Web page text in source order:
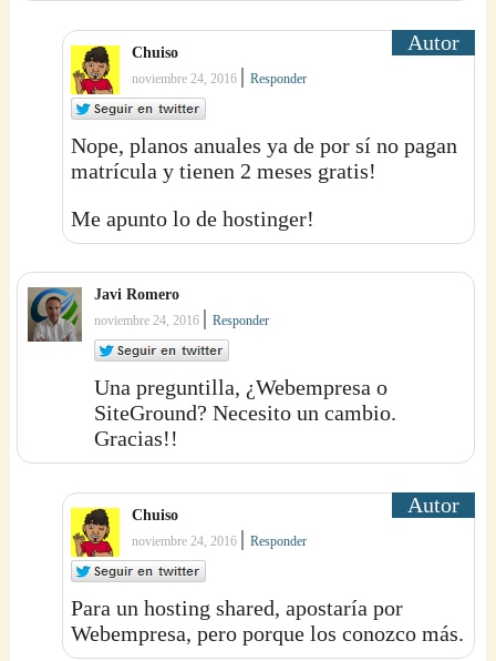
Chuiso
noviembre 24, 2016 |Responder
Nope, planos anuales ya de por sí no pagan
matrícula y tienen 2 meses gratis!
Me apunto lo de hostinger!
Javi Romero
noviembre 24, 2016 |Responder
Una preguntilla, ¿Webempresa o
SiteGround? Necesito un cambio.
Gracias!!
Chuiso
noviembre 24, 2016 |Responder
Para un hosting shared, apostaría por
Webempresa, pero porque los conozco más.